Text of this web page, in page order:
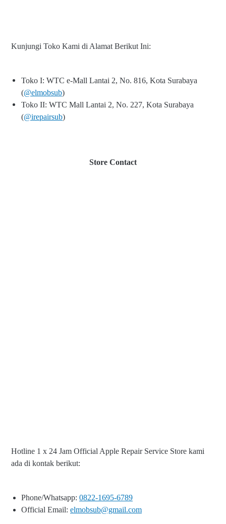
Kunjungi Toko Kami di Alamat Berikut Ini:
Toko I: WTC e-Mall Lantai 2, No. 816, Kota Surabaya
(@elmobsub)
Toko II: WTC Mall Lantai 2, No. 227, Kota Surabaya
(@irepairsub)
Store Contact
Hotline 1 x 24 Jam Official Apple Repair Service Store kami
ada di kontak berikut:
Phone/Whatsapp: 0822-1695-6789
Official Email: elmobsub@gmail.com